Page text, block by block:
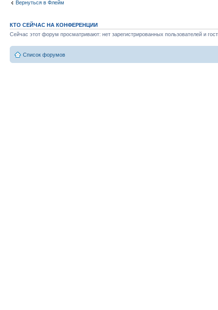
Вернуться в Флейм
КТО СЕЙЧАС НА КОНФЕРЕНЦИИ
Сейчас этот форум просматривают: нет зарегистрированных пользователей и
Список форумов